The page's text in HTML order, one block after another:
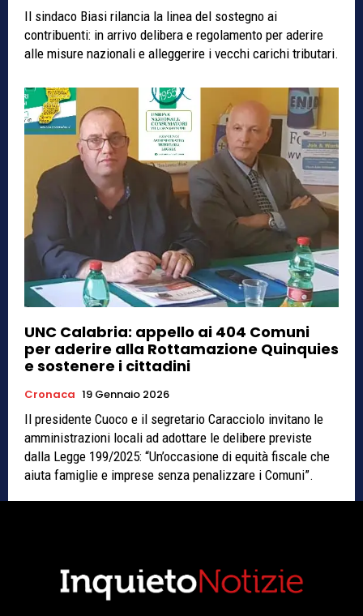
Il sindaco Biasi rilancia la linea del sostegno ai
contribuenti: in arrivo delibera e regolamento per aderire
alle misure nazionali e alleggerire i vecchi carichi tributari.
UNC Calabria: appello ai 404 Comuni
per aderire alla Rottamazione Quinquies
e sostenere i cittadini
Cronaca 19 Gennaio 2026
Il presidente Cuoco e il segretario Caracciolo invitano le
amministrazioni locali ad adottare le delibere previste
dalla Legge 199/2025: “Un’occasione di equità fiscale che
aiuta famiglie e imprese senza penalizzare i Comuni”.